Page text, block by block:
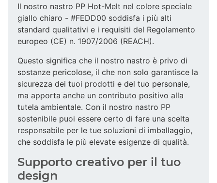
Il nostro nastro PP Hot-Melt nel colore speciale
giallo chiaro - #FEDD00 soddisfa i più alti
standard qualitativi e i requisiti del Regolamento
europeo (CE) n. 1907/2006 (REACH).
Questo significa che il nostro nastro è privo di
sostanze pericolose, il che non solo garantisce la
sicurezza dei tuoi prodotti e del tuo personale,
ma apporta anche un contributo positivo alla
tutela ambientale. Con il nostro nastro PP
sostenibile puoi essere certo di fare una scelta
responsabile per le tue soluzioni di imballaggio,
che soddisfa le più elevate esigenze di qualità.
Supporto creativo per il tuo
design